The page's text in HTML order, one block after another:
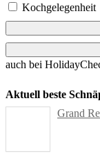
Kochgelegenheit
auch bei
Aktuell beste
Grand